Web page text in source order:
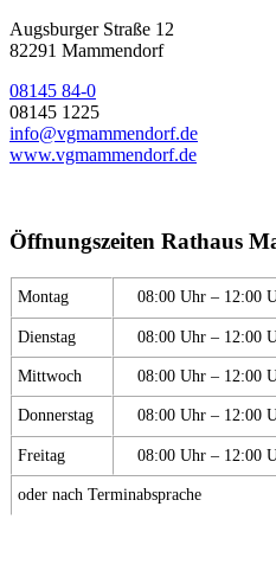
Augsburger Straße 12
82291 Mammendorf
08145 84-0
08145 1225
info@vgmammendorf.de
www.vgmammendorf.de
Öffnungszeiten Rathaus
Montag 08:00 Uhr – 12:00
Dienstag 08:00 Uhr – 12:00
Mittwoch 08:00 Uhr – 12:00
Donnerstag 08:00 Uhr – 12:00
Freitag 08:00 Uhr – 12:00
oder nach Terminabsprache